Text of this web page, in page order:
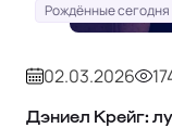
Рождённые сегодня
02.03.2026
Дэниел Крейг: